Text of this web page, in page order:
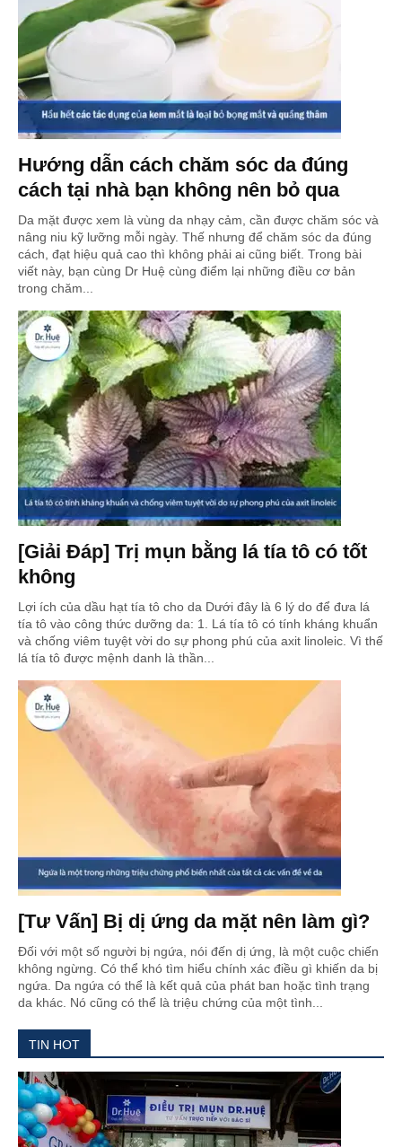
Hướng dẫn cách chăm sóc da đúng
cách tại nhà bạn không nên bỏ qua
Da mặt được xem là vùng da nhạy cảm, cần được chăm sóc và
nâng niu kỹ lưỡng mỗi ngày. Thế nhưng để chăm sóc da đúng
cách, đạt hiệu quả cao thì không phải ai cũng biết. Trong bài
viết này, bạn cùng Dr Huệ cùng điểm lại những điều cơ bản
trong chăm...
[Giải Đáp] Trị mụn bằng lá tía tô có tốt
không
Lợi ích của dầu hạt tía tô cho da Dưới đây là 6 lý do để đưa lá
tía tô vào công thức dưỡng da: 1. Lá tía tô có tính kháng khuẩn
và chống viêm tuyệt vời do sự phong phú của axit linoleic. Vì thế
lá tía tô được mệnh danh là thần...
[Tư Vấn] Bị dị ứng da mặt nên làm gì?
Đối với một số người bị ngứa, nói đến dị ứng, là một cuộc chiến
không ngừng. Có thể khó tìm hiểu chính xác điều gì khiến da bị
ngứa. Da ngứa có thể là kết quả của phát ban hoặc tình trạng
da khác. Nó cũng có thể là triệu chứng của một tình...
TIN HOT